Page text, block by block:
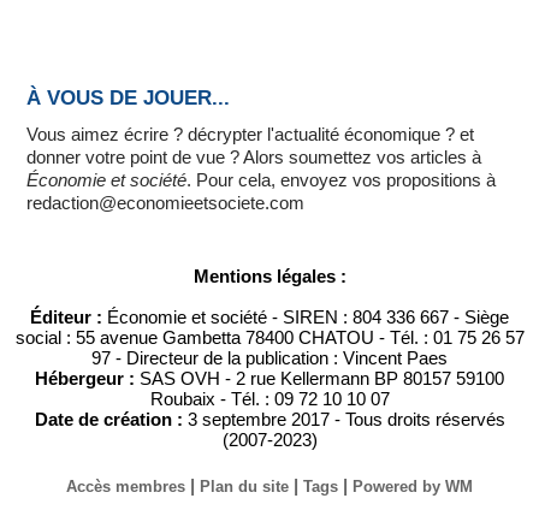
À VOUS DE JOUER...
Vous aimez écrire ? décrypter l'actualité économique ? et
donner votre point de vue ? Alors soumettez vos articles à
Économie et société. Pour cela, envoyez vos propositions à
redaction@economieetsociete.com
Mentions légales :
Éditeur : Économie et société - SIREN : 804 336 667 - Siège
social : 55 avenue Gambetta 78400 CHATOU - Tél. : 01 75 26 57
97 - Directeur de la publication : Vincent Paes
Hébergeur : SAS OVH - 2 rue Kellermann BP 80157 59100
Roubaix - Tél. : 09 72 10 10 07
Date de création : 3 septembre 2017 - Tous droits réservés
(2007-2023)
Accès membres | Plan du site | Tags | Powered by WM